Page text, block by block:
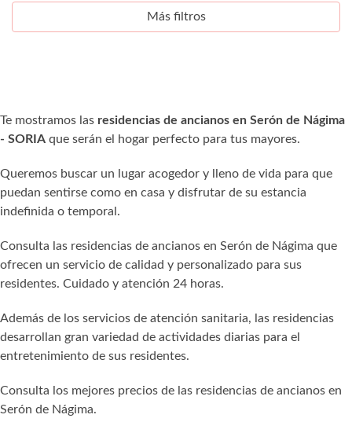
Más filtros
Te mostramos las residencias de ancianos en Serón de Nágima
- SORIA que serán el hogar perfecto para tus mayores.
Queremos buscar un lugar acogedor y lleno de vida para que
puedan sentirse como en casa y disfrutar de su estancia
indefinida o temporal.
Consulta las residencias de ancianos en Serón de Nágima que
ofrecen un servicio de calidad y personalizado para sus
residentes. Cuidado y atención 24 horas.
Además de los servicios de atención sanitaria, las residencias
desarrollan gran variedad de actividades diarias para el
entretenimiento de sus residentes.
Consulta los mejores precios de las residencias de ancianos en
Serón de Nágima.